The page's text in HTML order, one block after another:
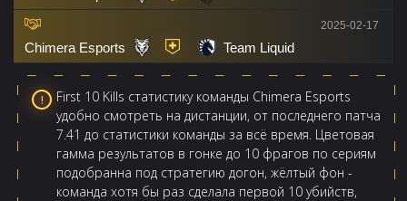
Chimera Esports Team Liquid
2025-02-17
First 10 Kills статистику команды Chimera Esports
удобно смотреть на дистанции, от последнего патча
7.41 до статистики команды за всё время. Цветовая
гамма результатов в гонке до 10 фрагов по сериям
подобранна под стратегию догон, жёлтый фон -
команда хотя бы раз сделала первой 10 убийств,